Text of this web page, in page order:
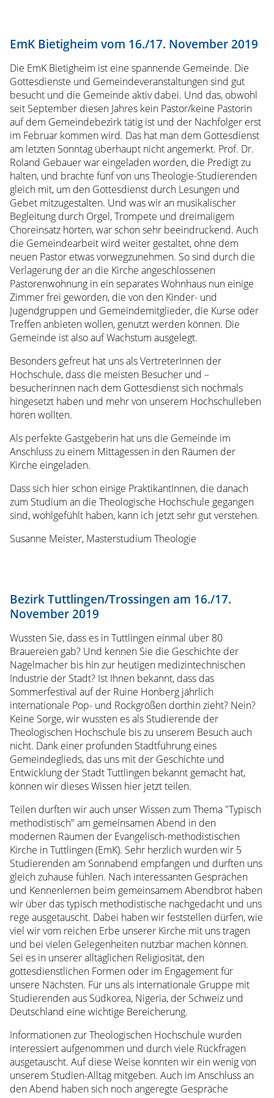
Spenden
Presse
Forschung
Forschungsprojekte
Forum
Forschung
Publikationen
Reutlinger
Beiträge
zur
Theologie
Theologie
für
die
Praxis
Jg.
46
Kontakt
Spenden
Presse
Blockseminar
Blockseminar
(Bericht
2019)
Kontakt
Spenden
Presse
Studientag
KU-
Studie
Weiterbildung
Zentralarchiv
Kontakt
Spenden
der
Hochschule
Leitbild
der
Hochschule
Lehrende
Prof.
Dr.
Barthel
Prof.
Dr.
Elsner
Prof.
Dr.
Eschmann
Prof.
Härtner
Prof.
Dr.
Hüsson
Prof.
Dr.
Schluep
Prof.
Dr.
Schuler
Prof.
Voigt
Prof.
Dr.
von
Prof.
Dr.
Nawroth
Kontakt
Spenden
EmK Bietigheim vom 16./17. November 2019
Die EmK Bietigheim ist eine spannende Gemeinde. Die
Gottesdienste und Gemeindeveranstaltungen sind gut
besucht und die Gemeinde aktiv dabei. Und das, obwohl
seit September diesen Jahres kein Pastor/keine Pastorin
auf dem Gemeindebezirk tätig ist und der Nachfolger erst
im Februar kommen wird. Das hat man dem Gottesdienst
am letzten Sonntag überhaupt nicht angemerkt. Prof. Dr.
Roland Gebauer war eingeladen worden, die Predigt zu
halten, und brachte fünf von uns Theologie-Studierenden
gleich mit, um den Gottesdienst durch Lesungen und
Gebet mitzugestalten. Und was wir an musikalischer
Begleitung durch Orgel, Trompete und dreimaligem
Choreinsatz hörten, war schon sehr beeindruckend. Auch
die Gemeindearbeit wird weiter gestaltet, ohne dem
neuen Pastor etwas vorwegzunehmen. So sind durch die
Verlagerung der an die Kirche angeschlossenen
Pastorenwohnung in ein separates Wohnhaus nun einige
Zimmer frei geworden, die von den Kinder- und
Jugendgruppen und Gemeindemitglieder, die Kurse oder
Treffen anbieten wollen, genutzt werden können. Die
Gemeinde ist also auf Wachstum ausgelegt.
Besonders gefreut hat uns als VertreterInnen der
Hochschule, dass die meisten Besucher und –
besucherinnen nach dem Gottesdienst sich nochmals
hingesetzt haben und mehr von unserem Hochschulleben
hören wollten.
Als perfekte Gastgeberin hat uns die Gemeinde im
Anschluss zu einem Mittagessen in den Räumen der
Kirche eingeladen.
Dass sich hier schon einige PraktikantInnen, die danach
zum Studium an die Theologische Hochschule gegangen
sind, wohlgefühlt haben, kann ich jetzt sehr gut verstehen.
Susanne Meister, Masterstudium Theologie
Bezirk Tuttlingen/Trossingen am 16./17.
November 2019
Wussten Sie, dass es in Tuttlingen einmal über 80
Brauereien gab? Und kennen Sie die Geschichte der
Nagelmacher bis hin zur heutigen medizintechnischen
Industrie der Stadt? Ist Ihnen bekannt, dass das
Sommerfestival auf der Ruine Honberg jährlich
internationale Pop- und Rockgrößen dorthin zieht? Nein?
Keine Sorge, wir wussten es als Studierende der
Theologischen Hochschule bis zu unserem Besuch auch
nicht. Dank einer profunden Stadtführung eines
Gemeindeglieds, das uns mit der Geschichte und
Entwicklung der Stadt Tuttlingen bekannt gemacht hat,
können wir dieses Wissen hier jetzt teilen.
Teilen durften wir auch unser Wissen zum Thema "Typisch
methodistisch" am gemeinsamen Abend in den
modernen Räumen der Evangelisch-methodistischen
Kirche in Tuttlingen (EmK). Sehr herzlich wurden wir 5
Studierenden am Sonnabend empfangen und durften uns
gleich zuhause fühlen. Nach interessanten Gesprächen
und Kennenlernen beim gemeinsamem Abendbrot haben
wir über das typisch methodistische nachgedacht und uns
rege ausgetauscht. Dabei haben wir feststellen dürfen, wie
viel wir vom reichen Erbe unserer Kirche mit uns tragen
und bei vielen Gelegenheiten nutzbar machen können.
Sei es in unserer alltäglichen Religiosität, den
gottesdienstlichen Formen oder im Engagement für
unsere Nächsten. Für uns als internationale Gruppe mit
Studierenden aus Südkorea, Nigeria, der Schweiz und
Deutschland eine wichtige Bereicherung.
Informationen zur Theologischen Hochschule wurden
interessiert aufgenommen und durch viele Rückfragen
ausgetauscht. Auf diese Weise konnten wir ein wenig von
unserem Studien-Alltag mitgeben. Auch im Anschluss an
den Abend haben sich noch angeregte Gespräche